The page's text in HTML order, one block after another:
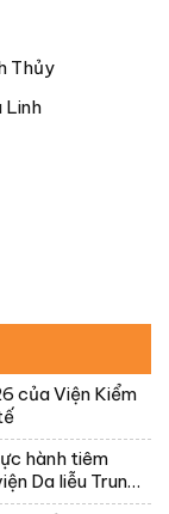
Thủy
Linh
của Viện Kiểm
hành tiêm
Da liễu Trung